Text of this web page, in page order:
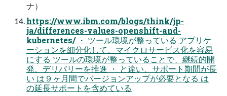
ナ）
https://www.ibm.com/blogs/think/jp-
ja/differences-values-openshift-and-
kubernetes/ ・ ツール環境が整っている アプリケ
ーションを細分化して、マイクロサービス化を容易
にする ツールの環境が整っていることで、継続的開
発、デリバリーを推進 ・ と違い、サポート期間が長
い は９ヶ月間でバージョンアップが必要となる は
の延長サポートを含めている